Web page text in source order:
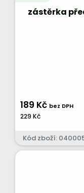
zástěrka
189 Kč bez DPH
229 Kč
Kód zboží: